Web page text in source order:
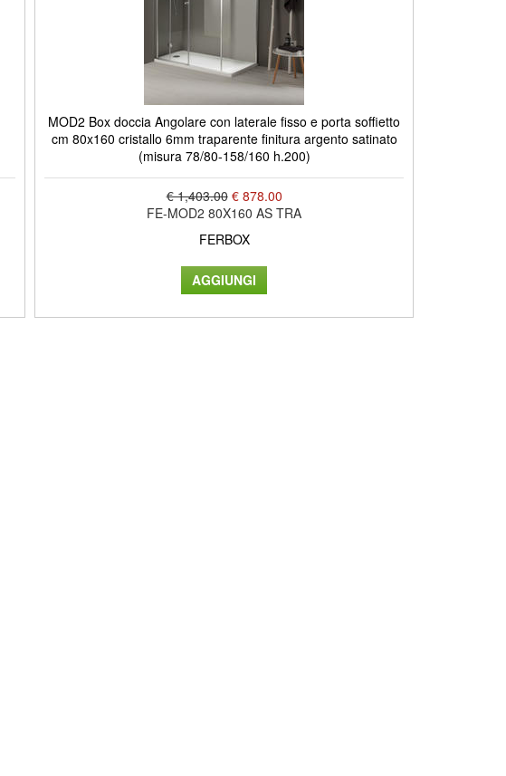
MOD2 Box doccia Angolare con laterale fisso e porta soffietto
cm 80x160 cristallo 6mm traparente finitura argento satinato
(misura 78/80-158/160 h.200)
€ 1,403.00 € 878.00
FE-MOD2 80X160 AS TRA
FERBOX